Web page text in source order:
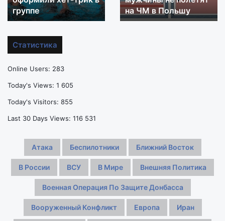
испанок
в
трик
в
группе
участие
в
на ЧМ в Польшу
Статистика
Online Users: 283
Today's Views: 1 605
Today's Visitors: 855
Last 30 Days Views: 116 531
Атака Беспилотники Ближний Восток
В России ВСУ В Мире Внешняя Политика
Военная Операция По Защите Донбасса
Вооруженный Конфликт Европа Иран